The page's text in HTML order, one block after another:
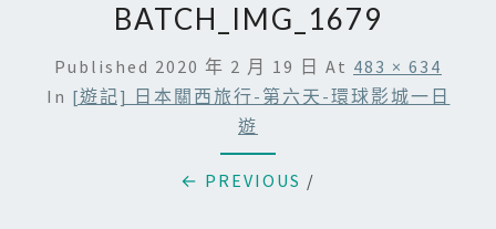
BATCH_IMG_1679
Published 2020 年 2 月 19 日 At 483 × 634
In [遊記] 日本關西旅行-第六天-環球影城一日
遊
← PREVIOUS /